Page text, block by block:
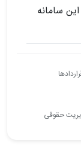
سامانه
حقوقی